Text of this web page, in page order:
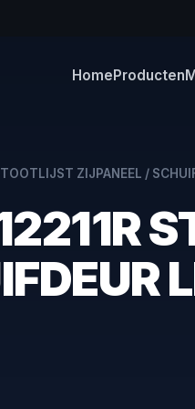
HomeProducten
ZIJPANEEL /